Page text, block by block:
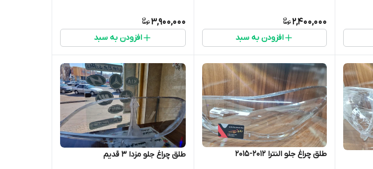
2,400,000
افزودن به سبد
3,900,000
افزودن به سبد
طلق چراغ جلو النترا ۲۰۱۲-۲۰۱۵ طلق چراغ جلو مزدا ۳ قدیم